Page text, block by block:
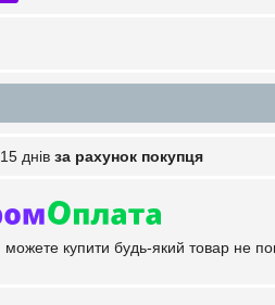
днів за рахунок покупця
можете купити будь-який товар не